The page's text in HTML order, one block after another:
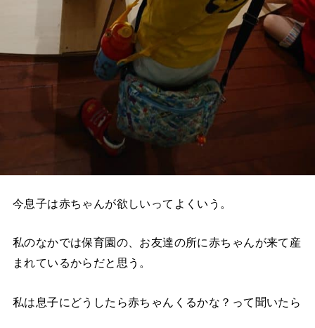
今息子は赤ちゃんが欲しいってよくいう。
私のなかでは保育園の、お友達の所に赤ちゃんが来て産
まれているからだと思う。
私は息子にどうしたら赤ちゃんくるかな？って聞いたら